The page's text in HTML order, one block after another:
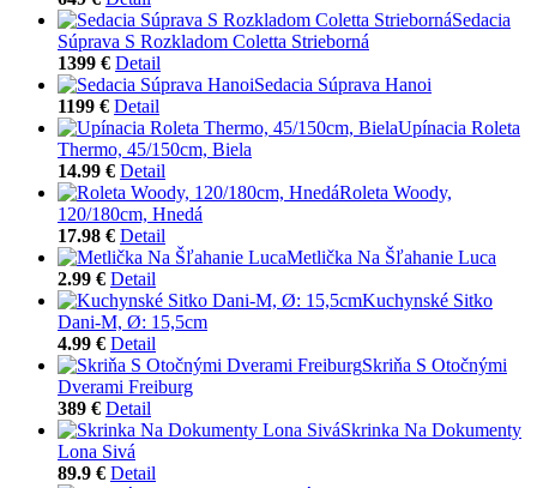
Sedacia
Súprava S Rozkladom Coletta Strieborná
1399 € Detail
Sedacia Súprava Hanoi
1199 € Detail
Upínacia Roleta
Thermo, 45/150cm, Biela
14.99 € Detail
Roleta Woody,
120/180cm, Hnedá
17.98 € Detail
Metlička Na Šľahanie Luca
2.99 € Detail
Kuchynské Sitko
Dani-M, Ø: 15,5cm
4.99 € Detail
Skriňa S Otočnými
Dverami Freiburg
389 € Detail
Skrinka Na Dokumenty
Lona Sivá
89.9 € Detail